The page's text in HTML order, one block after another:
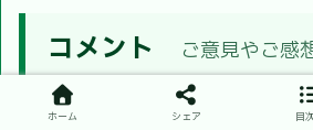
コメント
ご意見やご感
うぞ。
ホーム シェア 目